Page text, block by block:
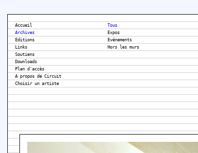
Accueil
Archives
Editions
Links
Soutiens
Downloads
Plan d'accès
A propos de Circuit
Tous
Expos
Evénements
Hors les murs